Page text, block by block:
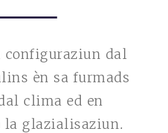
configuraziun dal
èn sa furmads
clima ed en
la glazialisaziun.